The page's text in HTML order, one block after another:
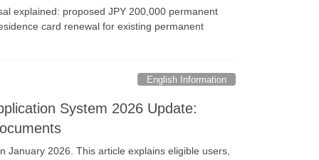
explained: proposed JPY 200,000 permanent
card renewal for existing permanent
English Information
System 2026 Update:
January 2026. This article explains eligible users,